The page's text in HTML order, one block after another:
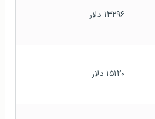
۱۳۲۹۶ دلار
۱۵۱۲۰ دلار